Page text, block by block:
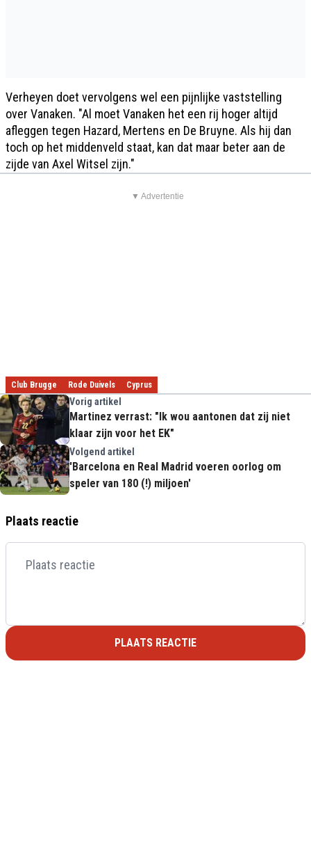
Verheyen doet vervolgens wel een pijnlijke vaststelling
over Vanaken. "Al moet Vanaken het een rij hoger altijd
afleggen tegen Hazard, Mertens en De Bruyne. Als hij dan
toch op het middenveld staat, kan dat maar beter aan de
zijde van Axel Witsel zijn."
▼ Advertentie
Club Brugge Rode Duivels Cyprus
Vorig artikel
Martinez verrast: "Ik wou aantonen dat zij niet
klaar zijn voor het EK"
Volgend artikel
'Barcelona en Real Madrid voeren oorlog om
speler van 180 (!) miljoen'
Plaats reactie
PLAATS REACTIE